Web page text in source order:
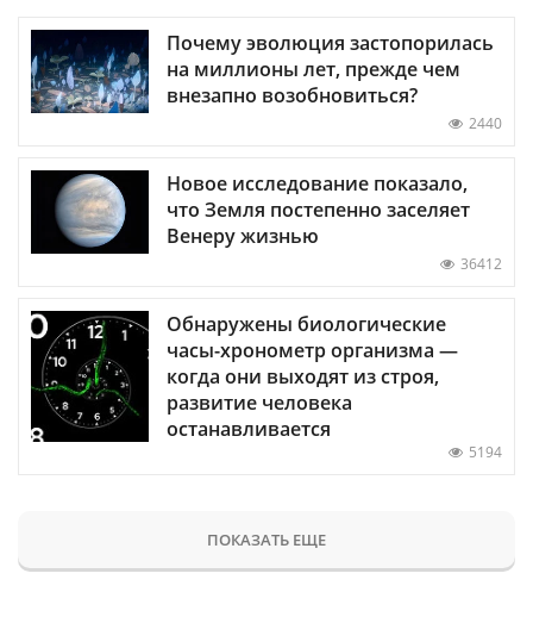
Почему эволюция застопорилась
на миллионы лет, прежде чем
внезапно возобновиться?
2440
Новое исследование показало,
что Земля постепенно заселяет
Венеру жизнью
36412
Обнаружены биологические
часы-хронометр организма —
когда они выходят из строя,
развитие человека
останавливается
5194
ПОКАЗАТЬ ЕЩЕ